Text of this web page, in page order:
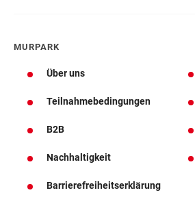
MURPARK
Über uns
Teilnahmebedingungen
B2B
Nachhaltigkeit
Barrierefreiheitserklärung